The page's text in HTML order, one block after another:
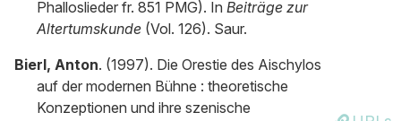
Phalloslieder fr. 851 PMG). In Beiträge zur
Altertumskunde (Vol. 126). Saur.
Bierl, Anton. (1997). Die Orestie des Aischylos
auf der modernen Bühne : theoretische
Konzeptionen und ihre szenische